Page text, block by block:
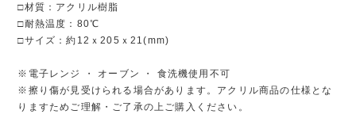
□材質：アクリル樹脂
□耐熱温度：80℃
□サイズ：約12ｘ205ｘ21(mm)
※電子レンジ ・ オーブン ・ 食洗機使用不可
※擦り傷が見受けられる場合があります。アクリル商品の仕様とな
りますためご理解・ご了承の上ご購入ください。